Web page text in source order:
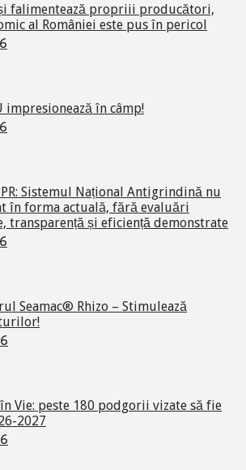
falimentează propriii producători,
al României este pus în pericol
impresionează în câmp!
Sistemul Național Antigrindină nu
în forma actuală, fără evaluări
transparență și eficiență demonstrate
Seamac® Rhizo – Stimulează
Vie: peste 180 podgorii vizate să fie
2027